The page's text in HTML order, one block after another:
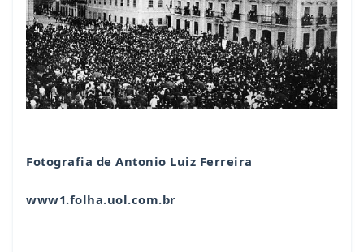
Fotografia de Antonio Luiz Ferreira
www1.folha.uol.com.br